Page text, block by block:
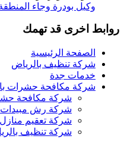
وكيل بودرة وجاء
روابط اخرى قد تهمك
الصفحة الرئيسية
شركة تنظيف بالرياض
خدمات جدة
شركة مكافحة حشرات
شركة مكافحة
شركة رش مبيدات
شركة تعقيم
شركة تنظيف